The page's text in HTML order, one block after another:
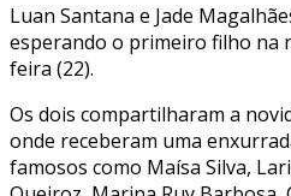
Luan Santana e Jade
esperando o primeiro filho na
feira (22).
Os dois compartilharam a
onde receberam uma
famosos como Maísa Silva,